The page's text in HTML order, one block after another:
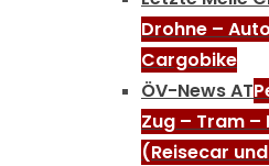
Drohne –
Cargobike
ÖV-News AT
Zug – Tram –
(Reisecar